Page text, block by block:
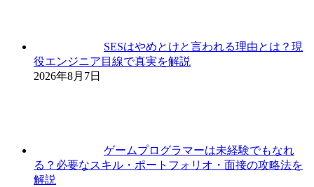
SESはやめとけと言われる理由とは？現
役エンジニア目線で真実を解説
2026年8月7日
ゲームプログラマーは未経験でもなれ
る？必要なスキル・ポートフォリオ・面接の攻略法を
解説